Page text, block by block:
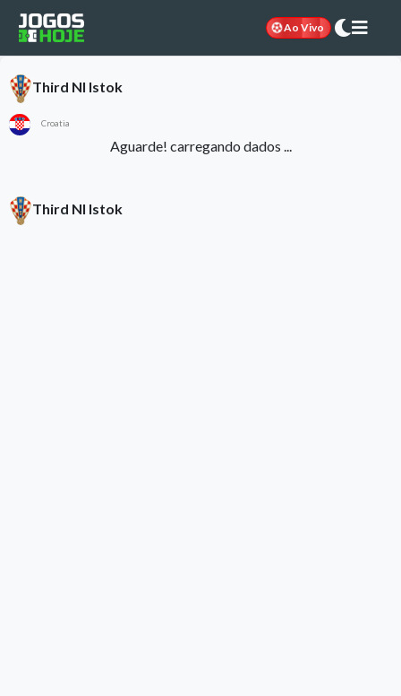
Ao Vivo
Third Nl Istok
Croatia
Aguarde! carregando dados ...
Third Nl Istok